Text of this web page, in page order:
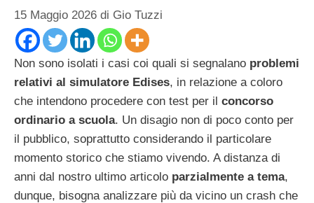
15 Maggio 2026 di Gio Tuzzi
Non sono isolati i casi coi quali si segnalano problemi
relativi al simulatore Edises, in relazione a coloro
che intendono procedere con test per il concorso
ordinario a scuola. Un disagio non di poco conto per
il pubblico, soprattutto considerando il particolare
momento storico che stiamo vivendo. A distanza di
anni dal nostro ultimo articolo parzialmente a tema,
dunque, bisogna analizzare più da vicino un crash che